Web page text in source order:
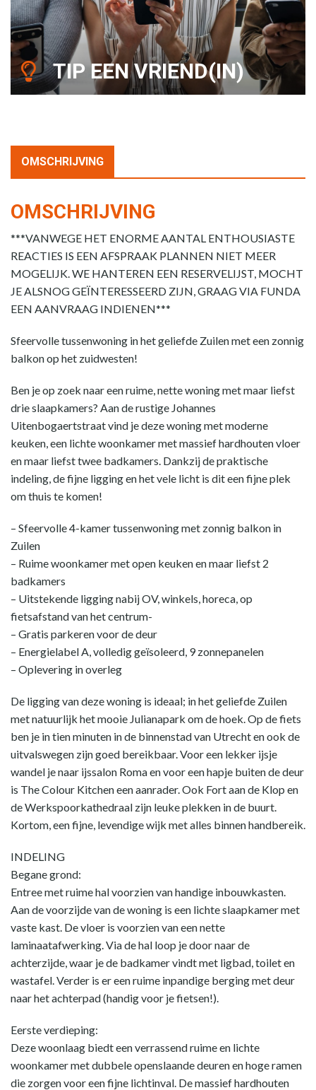
TIP EEN VRIEND(IN)
OMSCHRIJVING
OMSCHRIJVING
***VANWEGE HET ENORME AANTAL ENTHOUSIASTE
REACTIES IS EEN AFSPRAAK PLANNEN NIET MEER
MOGELIJK. WE HANTEREN EEN RESERVELIJST, MOCHT
JE ALSNOG GEÏNTERESSEERD ZIJN, GRAAG VIA FUNDA
EEN AANVRAAG INDIENEN***
Sfeervolle tussenwoning in het geliefde Zuilen met een zonnig
balkon op het zuidwesten!
Ben je op zoek naar een ruime, nette woning met maar liefst
drie slaapkamers? Aan de rustige Johannes
Uitenbogaertstraat vind je deze woning met moderne
keuken, een lichte woonkamer met massief hardhouten vloer
en maar liefst twee badkamers. Dankzij de praktische
indeling, de fijne ligging en het vele licht is dit een fijne plek
om thuis te komen!
– Sfeervolle 4-kamer tussenwoning met zonnig balkon in
Zuilen
– Ruime woonkamer met open keuken en maar liefst 2
badkamers
– Uitstekende ligging nabij OV, winkels, horeca, op
fietsafstand van het centrum-
– Gratis parkeren voor de deur
– Energielabel A, volledig geïsoleerd, 9 zonnepanelen
– Oplevering in overleg
De ligging van deze woning is ideaal; in het geliefde Zuilen
met natuurlijk het mooie Julianapark om de hoek. Op de fiets
ben je in tien minuten in de binnenstad van Utrecht en ook de
uitvalswegen zijn goed bereikbaar. Voor een lekker ijsje
wandel je naar ijssalon Roma en voor een hapje buiten de deur
is The Colour Kitchen een aanrader. Ook Fort aan de Klop en
de Werkspoorkathedraal zijn leuke plekken in de buurt.
Kortom, een fijne, levendige wijk met alles binnen handbereik.
INDELING
Begane grond:
Entree met ruime hal voorzien van handige inbouwkasten.
Aan de voorzijde van de woning is een lichte slaapkamer met
vaste kast. De vloer is voorzien van een nette
laminaatafwerking. Via de hal loop je door naar de
achterzijde, waar je de badkamer vindt met ligbad, toilet en
wastafel. Verder is er een ruime inpandige berging met deur
naar het achterpad (handig voor je fietsen!).
Eerste verdieping:
Deze woonlaag biedt een verrassend ruime en lichte
woonkamer met dubbele openslaande deuren en hoge ramen
die zorgen voor een fijne lichtinval. De massief hardhouten